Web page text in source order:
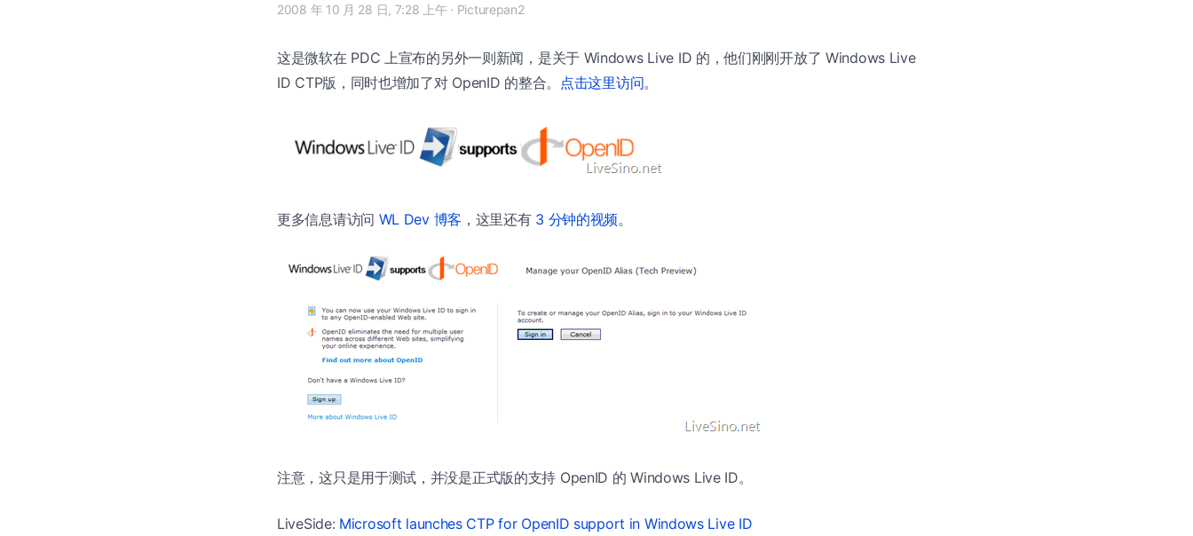
2008 年 10 月 28 日, 7:28 上午 · Picturepan2
这是微软在 PDC 上宣布的另外一则新闻，是关于 Windows Live ID 的，他们刚刚开放了 Windows Live
ID CTP版，同时也增加了对 OpenID 的整合。 点击这里访问。
更多信息请访问 WL Dev 博客 ，这里还有 3 分钟的视频。
注意，这只是用于测试，并没是正式版的支持 OpenID 的 Windows Live ID。
LiveSide: Microsoft launches CTP for OpenID support in Windows Live ID